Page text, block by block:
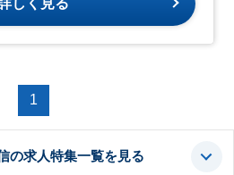
1
の求人特集一覧を見る